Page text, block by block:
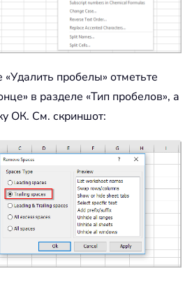
пробелы» отметьте
в разделе «Тип пробелов», а
ОК. См. скриншот: